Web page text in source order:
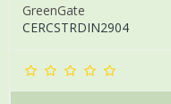
GreenGate
CERCSTRDIN2904